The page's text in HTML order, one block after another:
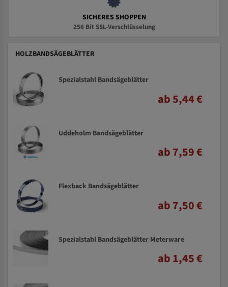
SICHERES SHOPPEN
256 Bit SSL-Verschlüsselung
HOLZBANDSÄGEBLÄTTER
Spezialstahl Bandsägeblätter
ab 5,44 €
Uddeholm Bandsägeblätter
ab 7,59 €
Flexback Bandsägeblätter
ab 7,50 €
Spezialstahl Bandsägeblätter Meterware
ab 1,45 €